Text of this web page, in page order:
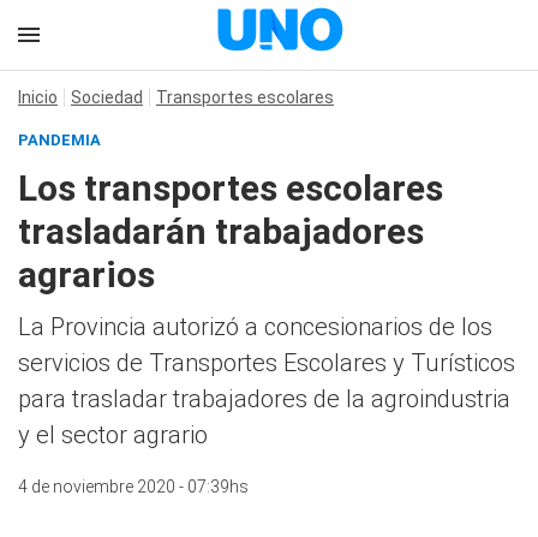
Inicio Sociedad Transportes escolares
PANDEMIA
Los transportes escolares
trasladarán trabajadores
agrarios
La Provincia autorizó a concesionarios de los
servicios de Transportes Escolares y Turísticos
para trasladar trabajadores de la agroindustria
y el sector agrario
4 de noviembre 2020 - 07:39hs